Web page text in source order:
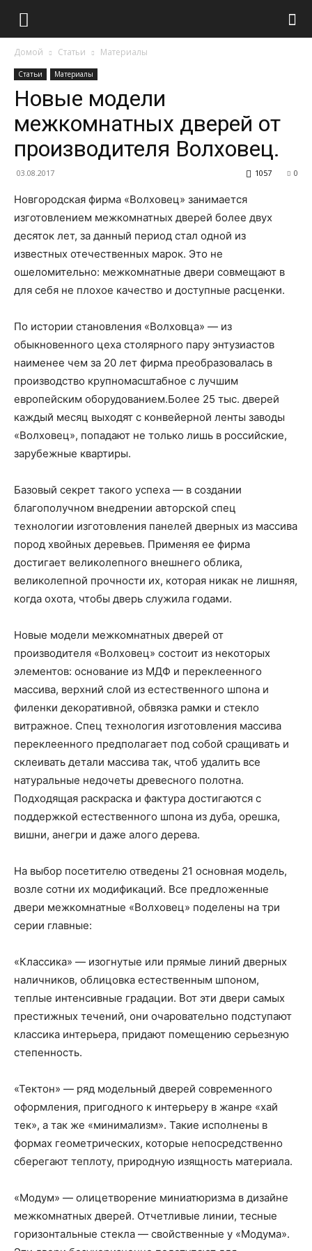
Домой Статьи Материалы
Статьи Материалы
Новые модели
межкомнатных дверей от
производителя Волховец.
03.08.2017 0
1057
Новгородская фирма «Волховец» занимается
изготовлением межкомнатных дверей более двух
десяток лет, за данный период стал одной из
известных отечественных марок. Это не
ошеломительно: межкомнатные двери совмещают в
для себя не плохое качество и доступные расценки.
По истории становления «Волховца» — из
обыкновенного цеха столярного пару энтузиастов
наименее чем за 20 лет фирма преобразовалась в
производство крупномасштабное с лучшим
европейским оборудованием.Более 25 тыс. дверей
каждый месяц выходят с конвейерной ленты заводы
«Волховец», попадают не только лишь в российские,
зарубежные квартиры.
Базовый секрет такого успеха — в создании
благополучном внедрении авторской спец
технологии изготовления панелей дверных из массива
пород хвойных деревьев. Применяя ее фирма
достигает великолепного внешнего облика,
великолепной прочности их, которая никак не лишняя,
когда охота, чтобы дверь служила годами.
Новые модели межкомнатных дверей от
производителя «Волховец» состоит из некоторых
элементов: основание из МДФ и переклеенного
массива, верхний слой из естественного шпона и
филенки декоративной, обвязка рамки и стекло
витражное. Спец технология изготовления массива
переклеенного предполагает под собой сращивать и
склеивать детали массива так, чтоб удалить все
натуральные недочеты древесного полотна.
Подходящая раскраска и фактура достигаются с
поддержкой естественного шпона из дуба, орешка,
вишни, анегри и даже алого дерева.
На выбор посетителю отведены 21 основная модель,
возле сотни их модификаций. Все предложенные
двери межкомнатные «Волховец» поделены на три
серии главные:
«Классика» — изогнутые или прямые линий дверных
наличников, облицовка естественным шпоном,
теплые интенсивные градации. Вот эти двери самых
престижных течений, они очаровательно подступают
классика интерьера, придают помещению серьезную
степенность.
«Тектон» — ряд модельный дверей современного
оформления, пригодного к интерьеру в жанре «хай
тек», а так же «минимализм». Такие исполнены в
формах геометрических, которые непосредственно
сберегают теплоту, природную изящность материала.
«Модум» — олицетворение миниатюризма в дизайне
межкомнатных дверей. Отчетливые линии, тесные
горизонтальные стекла — свойственные у «Модума».